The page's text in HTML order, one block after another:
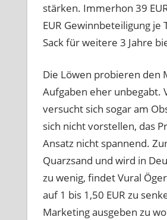
stärken. Immerhon 39
EUR Gewinnbeteiligung je
Sack für weitere 3 Jahre
Die Löwen probieren den
Aufgaben eher unbegabt.
versucht sich sogar am
sich nicht vorstellen, das
Ansatz nicht spannend.
Quarzsand und wird in
zu wenig, findet Vural
auf 1 bis 1,50 EUR zu
Marketing ausgeben zu